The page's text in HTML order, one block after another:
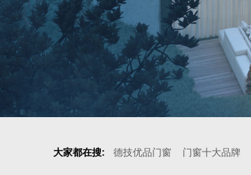
大家都在搜: 德技优品门窗 门窗十大品牌